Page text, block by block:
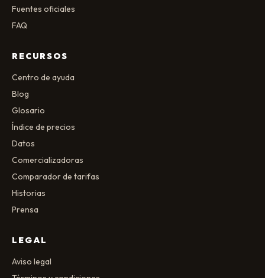
Fuentes oficiales
FAQ
RECURSOS
Centro de ayuda
Blog
Glosario
Índice de precios
Datos
Comercializadoras
Comparador de tarifas
Historias
Prensa
LEGAL
Aviso legal